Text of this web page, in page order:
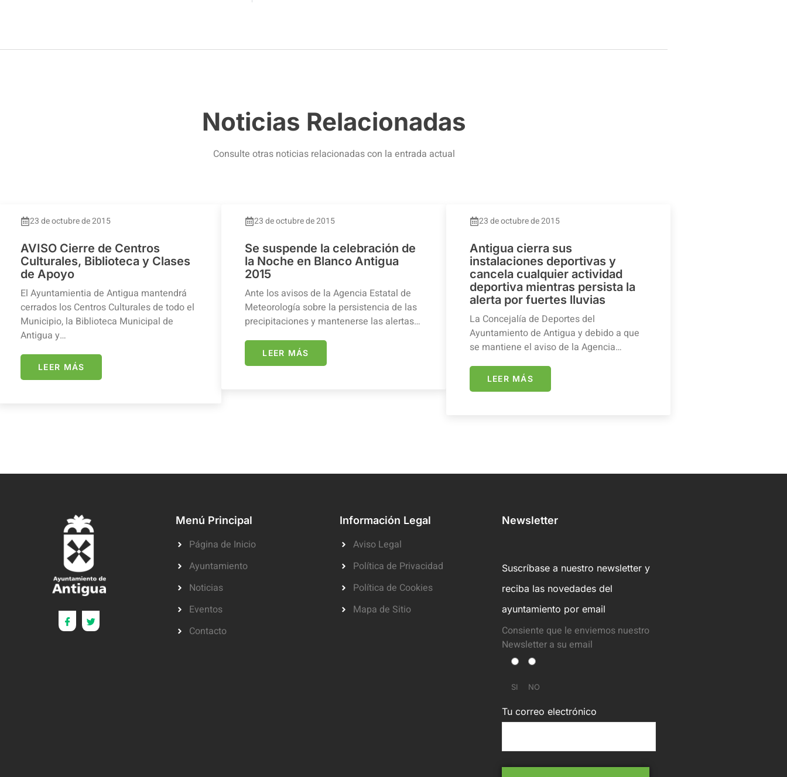
Noticias Relacionadas
Consulte otras noticias relacionadas con la entrada actual
23 de octubre de 2015
AVISO Cierre de Centros
Culturales, Biblioteca y Clases
de Apoyo
El Ayuntamientia de Antigua mantendrá
cerrados los Centros Culturales de todo el
Municipio, la Biblioteca Municipal de
Antigua y…
LEER MÁS
23 de octubre de 2015
Se suspende la celebración de
la Noche en Blanco Antigua
2015
Ante los avisos de la Agencia Estatal de
Meteorología sobre la persistencia de las
precipitaciones y mantenerse las alertas…
LEER MÁS
23 de octubre de 2015
Antigua cierra sus
instalaciones deportivas y
cancela cualquier actividad
deportiva mientras persista la
alerta por fuertes lluvias
La Concejalía de Deportes del
Ayuntamiento de Antigua y debido a que
se mantiene el aviso de la Agencia…
LEER MÁS
Menú Principal
Página de Inicio
Ayuntamiento
Noticias
Eventos
Contacto
Información Legal
Aviso Legal
Política de Privacidad
Política de Cookies
Mapa de Sitio
Newsletter
Suscríbase a nuestro newsletter y
reciba las novedades del
ayuntamiento por email
Consiente que le enviemos nuestro
Newsletter a su email
SI NO
Tu correo electrónico